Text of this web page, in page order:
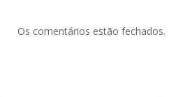
Os comentários estão fechados.